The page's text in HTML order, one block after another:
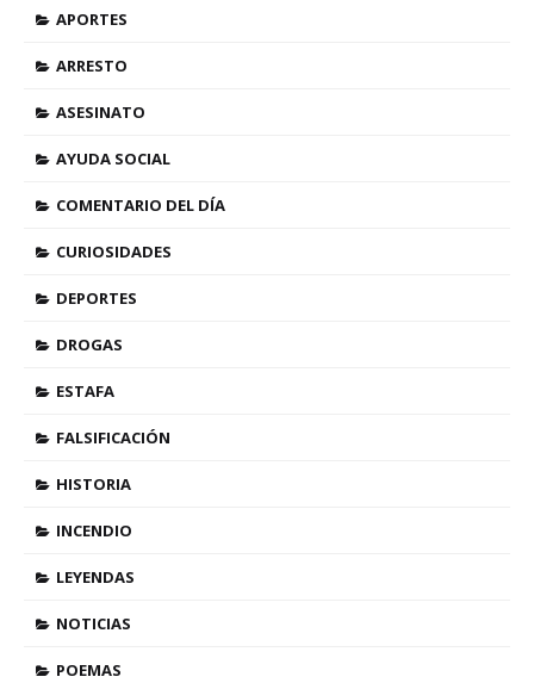
APORTES
ARRESTO
ASESINATO
AYUDA SOCIAL
COMENTARIO DEL DÍA
CURIOSIDADES
DEPORTES
DROGAS
ESTAFA
FALSIFICACIÓN
HISTORIA
INCENDIO
LEYENDAS
NOTICIAS
POEMAS